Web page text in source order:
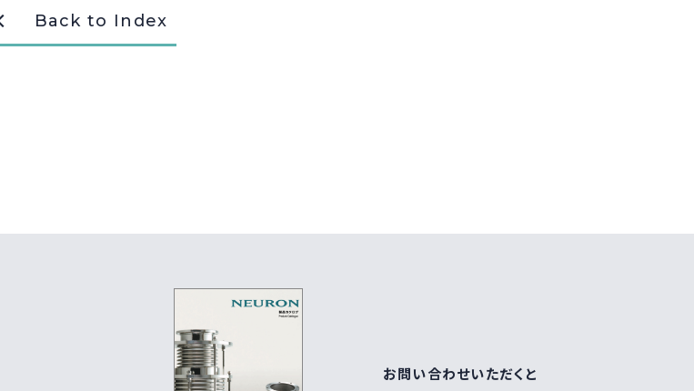
Back to Index
お問い合わせいただくと